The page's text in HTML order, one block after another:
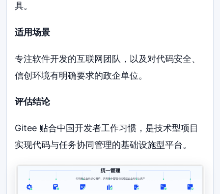
具。
适用场景
专注软件开发的互联网团队，以及对代码安全、
信创环境有明确要求的政企单位。
评估结论
Gitee 贴合中国开发者工作习惯，是技术型项目
实现代码与任务协同管理的基础设施型平台。